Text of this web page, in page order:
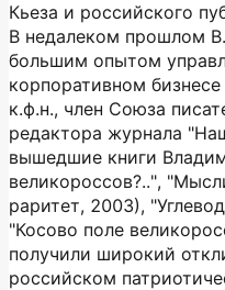
Кьеза и российского
В недалеком прошлом
большим опытом
корпоративном
к.ф.н., член Союза
редактора журнала
вышедшие книги
великороссов?..",
раритет, 2003),
"Косово поле
получили широкий
российском